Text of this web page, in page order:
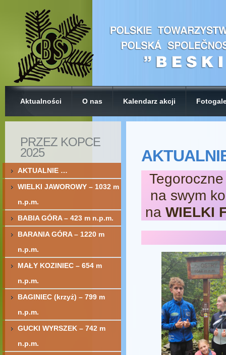
Aktualności O nas Kalendarz akcji
na swym
na WIELKI
PRZEZ KOPCE
2025
AKTUALNIE …
WIELKI JAWOROWY – 1032 m
n.p.m.
BABIA GÓRA – 423 m n.p.m.
BARANIA GÓRA – 1220 m
n.p.m.
MAŁY KOZINIEC – 654 m
n.p.m.
BAGINIEC (krzyż) – 799 m
n.p.m.
GUCKI WYRSZEK – 742 m
n.p.m.